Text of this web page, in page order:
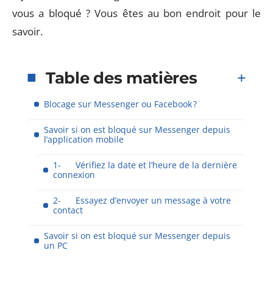
vous a bloqué ? Vous êtes au bon endroit pour le
savoir.
Table des matières
Blocage sur Messenger ou Facebook ?
Savoir si on est bloqué sur Messenger depuis
l’application mobile
1- Vérifiez la date et l’heure de la dernière
connexion
2- Essayez d’envoyer un message à votre
contact
Savoir si on est bloqué sur Messenger depuis
un PC